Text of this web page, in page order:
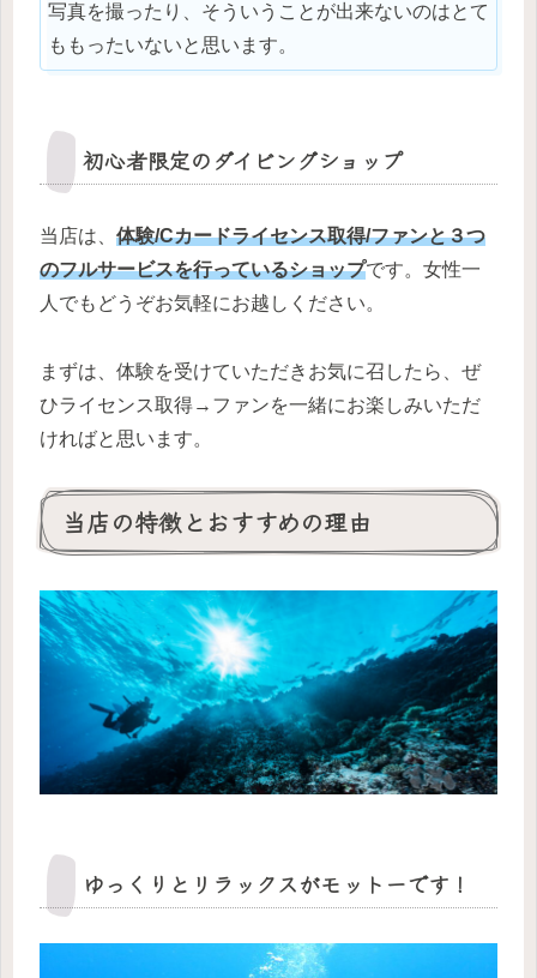
写真を撮ったり、そういうことが出来ないのはとて
ももったいないと思います。
初心者限定のダイビングショップ
当店は、 体験/Cカードライセンス取得/ファンと３つ
のフルサービスを行っているショップです。女性一
人でもどうぞお気軽にお越しください。
まずは、体験を受けていただきお気に召したら、ぜ
ひライセンス取得→ファンを一緒にお楽しみいただ
ければと思います。
当店の特徴とおすすめの理由
ゆっくりとリラックスがモットーです！